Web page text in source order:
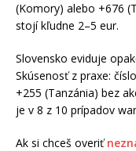
(Komory) alebo +676
stojí kľudne 2–5 eur.
Slovensko eviduje
Skúsenosť z praxe:
+255 (Tanzánia) bez
je v 8 z 10 prípadov
Ak si chceš overiť